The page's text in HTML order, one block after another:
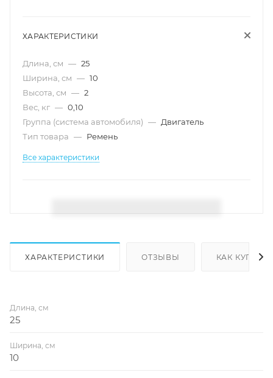
ХАРАКТЕРИСТИКИ
Длина, см — 25
Ширина, см — 10
Высота, см — 2
Вес, кг — 0,10
Группа (система автомобиля) — Двигатель
Тип товара — Ремень
Все характеристики
ХАРАКТЕРИСТИКИ ОТЗЫВЫ КАК КУПИТЬ
Длина, см
25
Ширина, см
10